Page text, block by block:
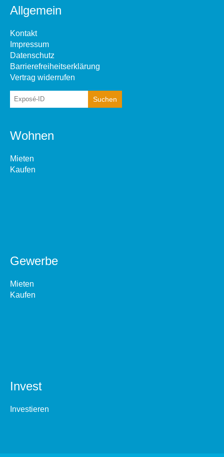
Allgemein
Kontakt
Impressum
Datenschutz
Barrierefreiheitserklärung
Vertrag widerrufen
Wohnen
Mieten
Kaufen
Gewerbe
Mieten
Kaufen
Invest
Investieren